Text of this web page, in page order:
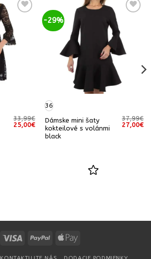
33,99€
Pôvodná
25,00€Aktuálna
cena
-29%
36
Dámske mini šaty
kokteilové s volánmi
black
37,99€
Pôvodná
27,00€
Visa PayPal
Apple